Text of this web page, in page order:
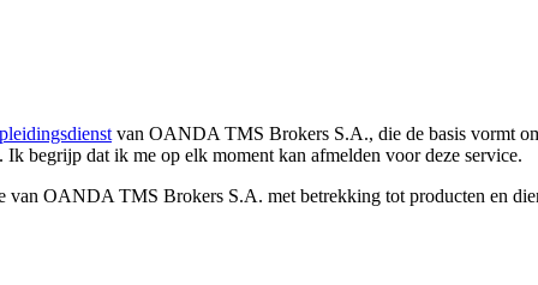
van OANDA TMS Brokers S.A., die de basis vormt
Ik begrijp dat ik me op elk moment kan afmelden voor deze service.
OANDA TMS Brokers S.A. met betrekking tot producten en